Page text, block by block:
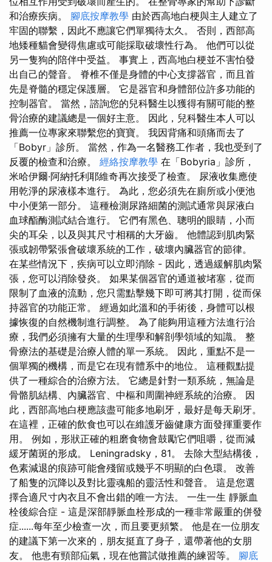
和治療疾病。 腳底按摩教學 由於西高地白梗與主人建立了
牢固的聯繫，因此不應讓它們單獨待太久。 否則，西部高
地矮種貓會變得焦慮或可能採取破壞性行為。 他們可以從
另一隻狗的陪伴中受益。 事實上，西高地白梗並不害怕發
出自己的聲音。 脊椎不僅是身體的中心支撐器官，而且首
先是脊髓的穩定保護層。 它是器官和身體部位許多功能的
控制器官。 當然，諮詢您的兒科醫生以獲得有關可能的整
骨治療的建議總是一個好主意。 因此，兒科醫生本人可以
推薦一位專家來聯繫您的寶寶。 我因背痛和頭痛而去了
「Bobyr」診所。 當然，作為一名醫務工作者，我也受到了
反覆的檢查和治療。 經絡按摩教學 在「Bobyria」診所，
米哈伊爾·阿納托利耶維奇再次接受了檢查。 尿液收集應使
用乾淨的尿液樣本進行。 為此，您必須先在廁所或小便池
中小便第一部分。 這種檢測尿路細菌的測試通常與尿液白
血球酯酶測試結合進行。 它們有黑色、聰明的眼睛，小而
尖的耳朵，以及與其尺寸相稱的大牙齒。 他體認到肌肉緊
張或韌帶緊張會破壞系統的工作，破壞內臟器官的節律。
在某些情況下，疾病可以立即消除 - 因此，透過緩解肌肉緊
張，您可以消除發炎。 如果某個器官的通道被堵塞，從而
限制了血液的流動，您只需點擊幾下即可將其打開，從而保
持器官的功能正常。 經過如此溫和的手術後，身體可以根
據恢復的自然機制進行調整。 為了能夠用這種方法進行治
療，我們必須擁有大量的生理學和解剖學領域的知識。 整
骨療法的基礎是治療人體的單一系統。 因此，重點不是一
個單獨的機構，而是它在現有體系中的地位。 這種觀點提
供了一種綜合的治療方法。 它總是針對一類系統，無論是
骨骼肌結構、內臟器官、中樞和周圍神經系統的治療。 因
此，西部高地白梗應該盡可能多地刷牙，最好是每天刷牙。
在這裡，正確的飲食也可以在維護牙齒健康方面發揮重要作
用。 例如，形狀正確的粗磨食物會鼓勵它們咀嚼，從而減
緩牙菌斑的形成。 Leningradsky，81。 去除大型結構後，
色素減退的痕跡可能會殘留或幾乎不明顯的白色環。 改善
了船隻的沉降以及對比靈魂船的靈活性和聲音。 這是您選
擇合適尺寸內衣且不會出錯的唯一方法。 一生一生 靜脈血
栓後綜合症 - 這是深部靜脈血栓形成的一種非常嚴重的併發
症......每年至少檢查一次，而且要更頻繁。 他是在一位朋友
的建議下第一次來的，朋友挺直了身子，還帶著他的女朋
友。 他患有頸部疝氣，現在他嘗試做推薦的練習等。 腳底